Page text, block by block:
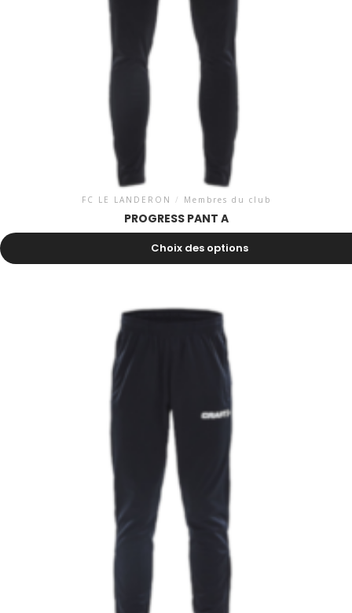
FC LE LANDERON / Membres du club
PROGRESS PANT A
37.00
Choix des options